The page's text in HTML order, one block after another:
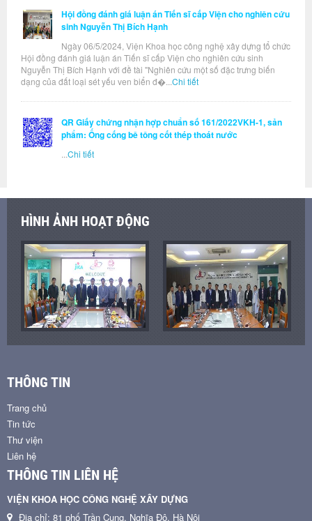
Hội đồng đánh giá luận án Tiến sĩ cấp Viện cho nghiên cứu
sinh Nguyễn Thị Bích Hạnh
Ngày 06/5/2024, Viện Khoa học công nghệ xây dựng tổ chức
Hội đồng đánh giá luận án Tiến sĩ cấp Viện cho nghiên cứu sinh
Nguyễn Thị Bích Hạnh với đề tài "Nghiên cứu một số đặc trưng biến
dạng của đất loại sét yếu ven biển đ�... Chi tiết
QR Giấy chứng nhận hợp chuẩn số 161/2022VKH-1, sản
phẩm: Ống cống bê tông cốt thép thoát nước
Chi tiết
HÌNH ẢNH HOẠT ĐỘNG
THÔNG TIN
Trang chủ
Tin tức
Thư viện
Liên hệ
THÔNG TIN LIÊN HỆ
VIỆN KHOA HỌC CÔNG NGHỆ XÂY DỰNG
Địa chỉ: 81 phố Trần Cung, Nghĩa Đô, Hà Nội